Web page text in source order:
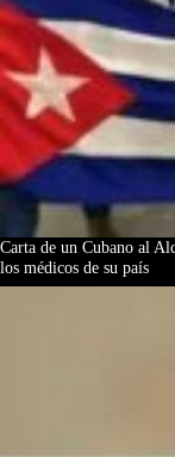
Carta de un Cubano al
los médicos de su país